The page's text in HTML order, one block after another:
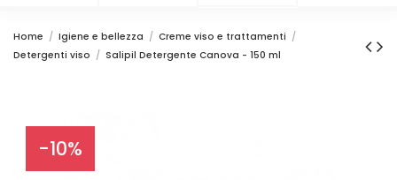
Home Igiene e bellezza
Creme viso e trattamenti
Detergenti viso
Salipil Detergente Canova - 150 ml
-10%